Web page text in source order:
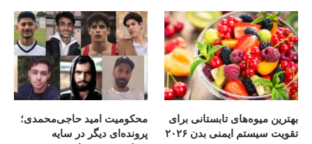
بهترین میوه‌های تابستانی برای
تقویت سیستم ایمنی بدن ۲۰۲۶
محکومیت امید حاجی‌محمدی؛
پرونده‌ای دیگر در سایه